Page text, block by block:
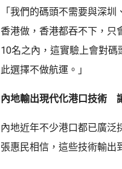
「我們的碼頭不需要與深
香港做，香港都吞不下，只
10名之內，這實驗上會對
此選擇不做航運。」
內地輸出現代化港口技術
內地近年不少港口都已廣泛
張惠民相信，這些技術輸出